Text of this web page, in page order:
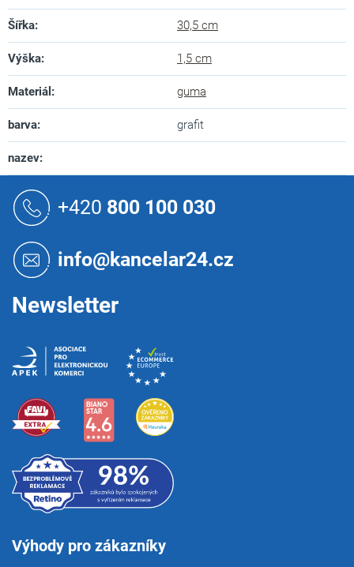
Šířka: 30,5 cm
Výška: 1,5 cm
Materiál : guma
barva: grafit
nazev:
+420 800 100 030
info@kancelar24.cz
Newsletter
Výhody pro zákazníky